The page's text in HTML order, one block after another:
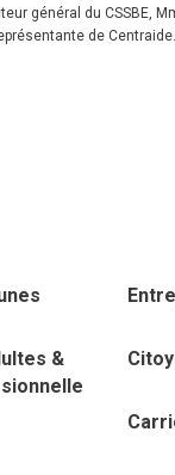
général du CSSBE,
de Centraide.
&